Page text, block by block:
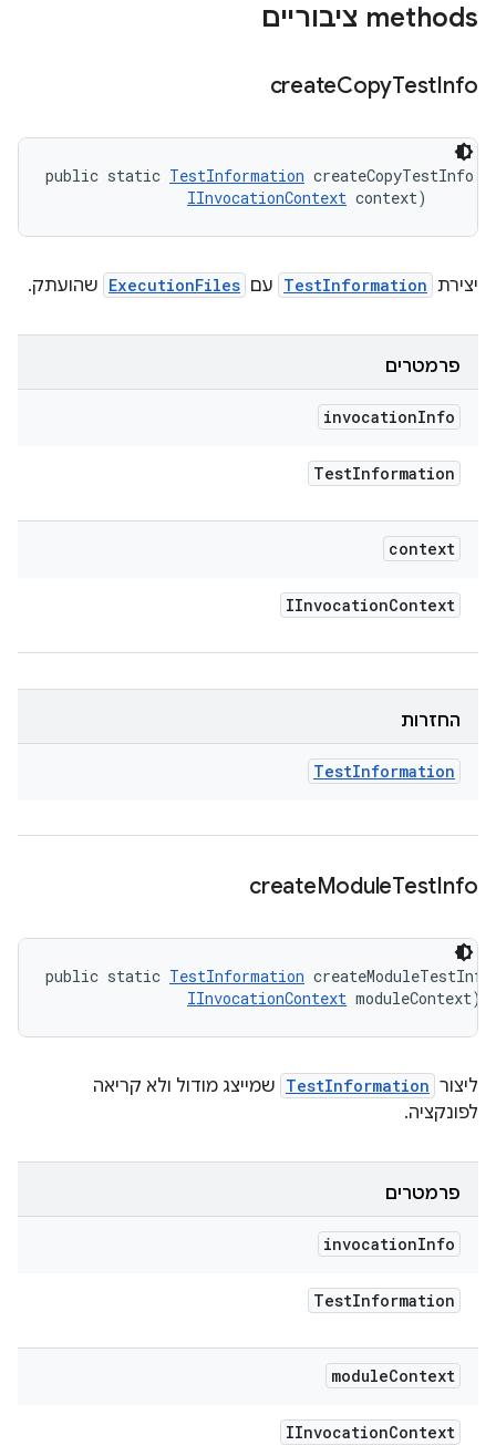
‫methods ציבוריים
createCopyTestInfo
public static TestInformation createCopyTestInfo (
IInvocationContext context)
יצירת TestInformation עם ExecutionFiles שהועתק.
פרמטרים
invocationInfo
TestInformation
context
IInvocationContext
החזרות
TestInformation
createModuleTestInfo
public static TestInformation
IInvocationContext moduleContext)
ליצור TestInformation שמייצג מודול ולא קריאה
לפונקציה.
פרמטרים
invocationInfo
TestInformation
moduleContext
IInvocationContext